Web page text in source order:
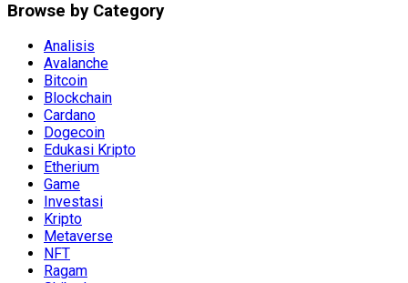
Browse by Category
Analisis
Avalanche
Bitcoin
Blockchain
Cardano
Dogecoin
Edukasi Kripto
Etherium
Game
Investasi
Kripto
Metaverse
NFT
Ragam